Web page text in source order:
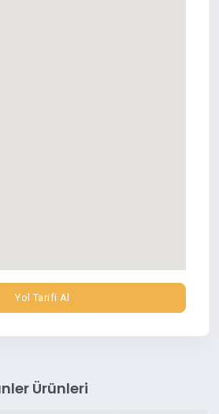
Yol Tarifi Al
Ürünleri